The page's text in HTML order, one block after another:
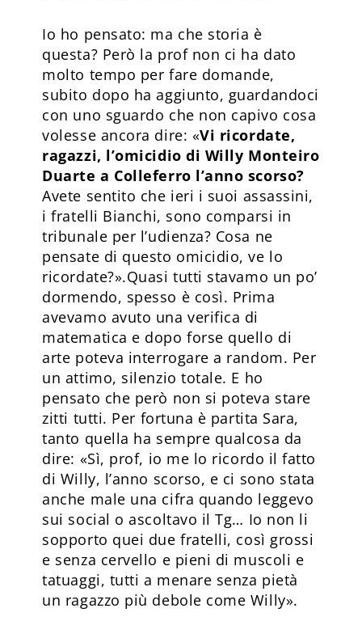
Io ho pensato: ma che storia è
questa? Però la prof non ci ha dato
molto tempo per fare domande,
subito dopo ha aggiunto, guardandoci
con uno sguardo che non capivo cosa
volesse ancora dire: «Vi ricordate,
ragazzi, l’omicidio di Willy Monteiro
Duarte a Colleferro l’anno scorso?
Avete sentito che ieri i suoi assassini,
i fratelli Bianchi, sono comparsi in
tribunale per l’udienza? Cosa ne
pensate di questo omicidio, ve lo
ricordate?».Quasi tutti stavamo un po’
dormendo, spesso è così. Prima
avevamo avuto una verifica di
matematica e dopo forse quello di
arte poteva interrogare a random. Per
un attimo, silenzio totale. E ho
pensato che però non si poteva stare
zitti tutti. Per fortuna è partita Sara,
tanto quella ha sempre qualcosa da
dire: «Sì, prof, io me lo ricordo il fatto
di Willy, l’anno scorso, e ci sono stata
anche male una cifra quando leggevo
sui social o ascoltavo il Tg… Io non li
sopporto quei due fratelli, così grossi
e senza cervello e pieni di muscoli e
tatuaggi, tutti a menare senza pietà
un ragazzo più debole come Willy».